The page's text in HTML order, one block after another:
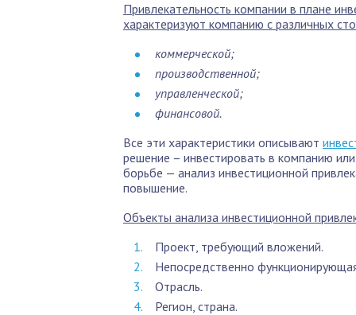
Привлекательность компании в плане
характеризуют компанию с различных
коммерческой;
производственной;
управленческой;
финансовой.
Все эти характеристики описывают
решение – инвестировать в компанию
борьбе — анализ инвестиционной
повышение.
Объекты анализа инвестиционной
Проект, требующий вложений.
Непосредственно
Отрасль.
Регион, страна.